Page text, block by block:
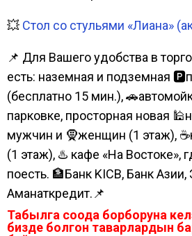
💥 Стол со стульями «Лиана»
📌 Для Вашего удобства в
есть: наземная и подземная
(бесплатно 15 мин.),
парковке, просторная новая
мужчин и 🧕женщин (1 этаж),
(1 этаж), ♨️ кафе «На Востоке»,
поесть. 🏦Банк KICB, Банк
Аманаткредит.📌
Табылга соода борборуна
бизде болгон таварлардын